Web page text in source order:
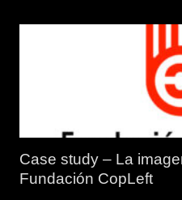
Case study – La
Fundación CopLeft